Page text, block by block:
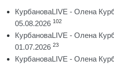
КурбановаLIVE - Олена
05.08.2026 102
КурбановаLIVE - Олена
01.07.2026 23
КурбановаLIVE - Олена